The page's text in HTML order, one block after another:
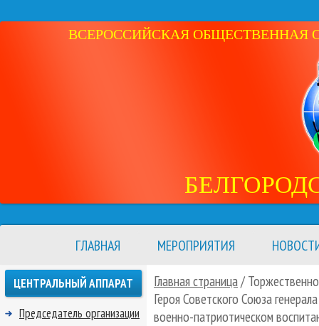
ВСЕРОССИЙСКАЯ ОБЩЕСТВЕННАЯ
ГЛАВНАЯ МЕРОПРИЯТИЯ
Главная страница/
Героя Советского Союза
военно-патриотическом
ЦЕНТРАЛЬНЫЙ АППАРАТ
Председатель организации